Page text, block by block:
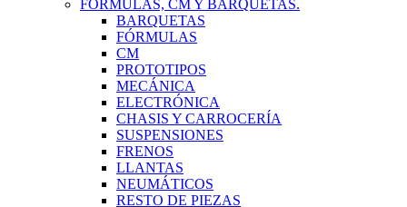
FÓRMULAS, CM Y BARQUETAS.
BARQUETAS
FÓRMULAS
CM
PROTOTIPOS
MECÁNICA
ELECTRÓNICA
CHASIS Y CARROCERÍA
SUSPENSIONES
FRENOS
LLANTAS
NEUMÁTICOS
RESTO DE PIEZAS